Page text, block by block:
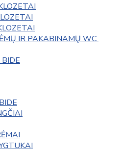
IR PAKABINAMŲ WC